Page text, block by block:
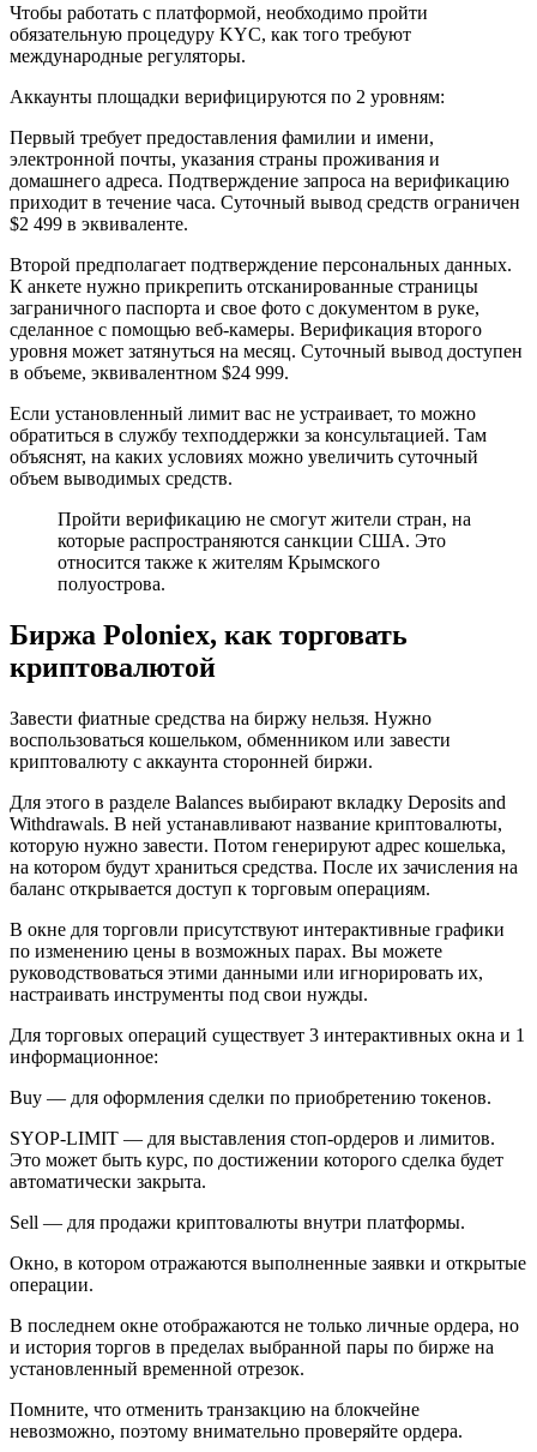
Чтобы работать с платформой, необходимо пройти
обязательную процедуру KYC, как того требуют
международные регуляторы.
Аккаунты площадки верифицируются по 2 уровням:
Первый требует предоставления фамилии и имени,
электронной почты, указания страны проживания и
домашнего адреса. Подтверждение запроса на верификацию
приходит в течение часа. Суточный вывод средств ограничен
$2 499 в эквиваленте.
Второй предполагает подтверждение персональных данных.
К анкете нужно прикрепить отсканированные страницы
заграничного паспорта и свое фото с документом в руке,
сделанное с помощью веб-камеры. Верификация второго
уровня может затянуться на месяц. Суточный вывод доступен
в объеме, эквивалентном $24 999.
Если установленный лимит вас не устраивает, то можно
обратиться в службу техподдержки за консультацией. Там
объяснят, на каких условиях можно увеличить суточный
объем выводимых средств.
Пройти верификацию не смогут жители стран, на
которые распространяются санкции США. Это
относится также к жителям Крымского
полуострова.
Биржа Poloniex, как торговать
криптовалютой
Завести фиатные средства на биржу нельзя. Нужно
воспользоваться кошельком, обменником или завести
криптовалюту с аккаунта сторонней биржи.
Для этого в разделе Balances выбирают вкладку Deposits and
Withdrawals. В ней устанавливают название криптовалюты,
которую нужно завести. Потом генерируют адрес кошелька,
на котором будут храниться средства. После их зачисления на
баланс открывается доступ к торговым операциям.
В окне для торговли присутствуют интерактивные графики
по изменению цены в возможных парах. Вы можете
руководствоваться этими данными или игнорировать их,
настраивать инструменты под свои нужды.
Для торговых операций существует 3 интерактивных окна и 1
информационное:
Buy — для оформления сделки по приобретению токенов.
SYOP-LIMIT — для выставления стоп-ордеров и лимитов.
Это может быть курс, по достижении которого сделка будет
автоматически закрыта.
Sell — для продажи криптовалюты внутри платформы.
Окно, в котором отражаются выполненные заявки и открытые
операции.
В последнем окне отображаются не только личные ордера, но
и история торгов в пределах выбранной пары по бирже на
установленный временной отрезок.
Помните, что отменить транзакцию на блокчейне
невозможно, поэтому внимательно проверяйте ордера.